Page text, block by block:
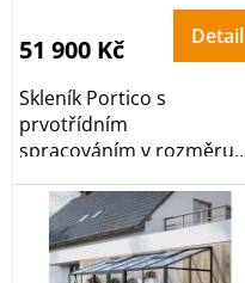
51 900 Kč Detail
Skleník Portico s
prvotřídním
spracováním v rozměru
mm...